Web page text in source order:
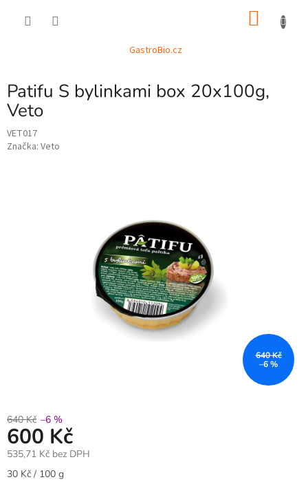
GastroBio.cz
Patifu S bylinkami box 20x100g,
Veto
VET017
Značka: Veto
640 Kč
–6 %
640 Kč –6 %
600 Kč
535,71 Kč bez DPH
Měrná
30 Kč / 100 g